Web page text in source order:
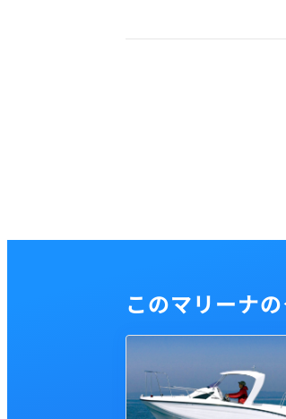
このマリーナ